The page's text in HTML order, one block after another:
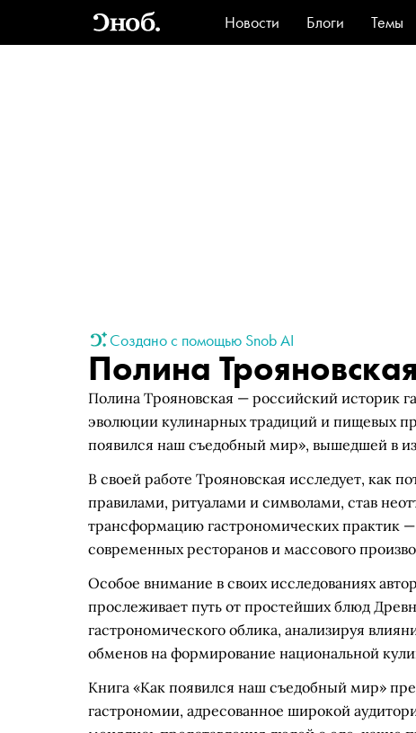
Новости Блоги Темы
Стиль
Создано с помощью Snob AI
Полина Трояновская
Полина Трояновская — российский историк
эволюции кулинарных традиций и пищевых
появился наш съедобный мир», вышедшей в
В своей работе Трояновская исследует, как
правилами, ритуалами и символами, став
трансформацию гастрономических практик
современных ресторанов и массового
Особое внимание в своих исследованиях
прослеживает путь от простейших блюд
гастрономического облика, анализируя
обменов на формирование национальной
Книга «Как появился наш съедобный мир»
гастрономии, адресованное широкой